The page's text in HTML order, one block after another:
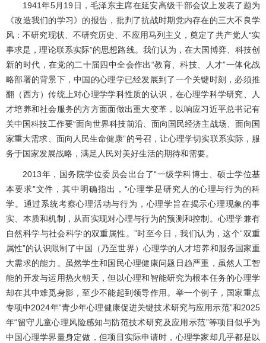
1941年5月19日，毛泽东主席在延安高级干部会议上发表了题为
《改造我们的学习》的报告，批判了抗战时期党内存在的三大不良学
风：不研究现状、不研究历史、不应用马列主义，奠定了共产党人“实
事求是，理论联系实际”的思想路线。我们认为，在大国博弈、科技创
新的时代，在党的二十届四中全会作出“教育、科技、人才”一体化战
略部署的背景下，中国的心理学已经发展到了一个关键时刻，必须推
翻（西方）传统上对心理学学科性质的认识，在心理学科学研究、人
才培养和社会服务的方方面面做出重大变革，以响应习近平总书记有
关中国科技工作要“面向世界科技前沿、面向国民经济主战场、面向国
家重大需求、面向人民生命健康”的号召，让心理学切实联系实际，服
务于国家发展战略，满足人民对美好生活的期待和需要。
2013年，国务院学位委员会出台了“一级学科博士、硕士学位基
本要求”文件，其中明确指出，“心理学是研究人的心理与行为的科
学。通过系统考察心理活动与行为，心理学旨在揭示心理现象的事
实、本质和机制，从而实现对心理与行为的预测和控制。心理学兼有
自然科学与社会科学的双重属性。”时至今日，我们认为，这个“双重
属性”的认识限制了中国（乃至世界）心理学的人才培养和服务国家重
大需求的能力。虽然学生和国民心理健康问题日趋严重，虽然人工智
能的开发与运用热火朝天，但以心理和智能研究为根本任务的心理学
却在其中难觅身影，至少不能起到领导作用。举一个例子，国家重点
专项中2024年“青少年心理健康促进关键技术研究与应用示范”和2025
年“留守儿童心理风险感知与防范技术研究及应用示范”等项目似乎为
中国心理学界量身定做，但项目实际申请时，心理学家却几乎都是以